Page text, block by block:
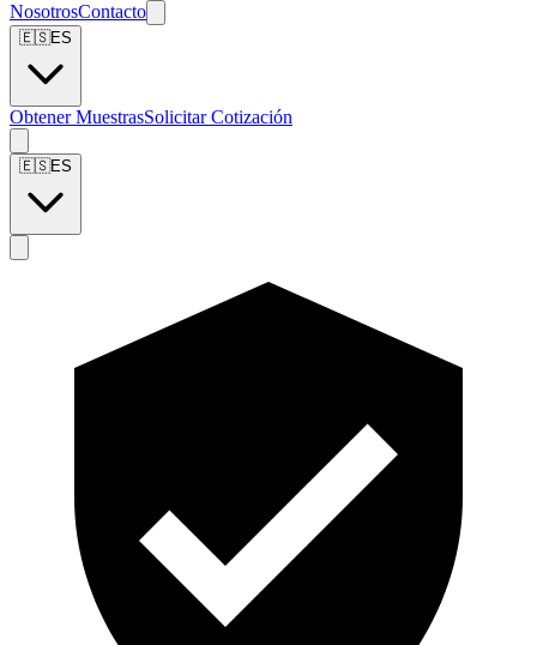
NosotrosContacto
🇪🇸ES
Obtener MuestrasSolicitar Cotización
🇪🇸ES